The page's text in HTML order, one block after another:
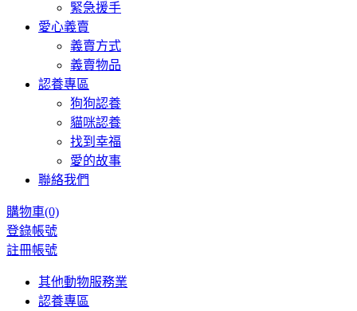
緊急援手
愛心義賣
義賣方式
義賣物品
認養專區
狗狗認養
貓咪認養
找到幸福
愛的故事
聯絡我們
購物車(0)
登錄帳號
註冊帳號
其他動物服務業
認養專區